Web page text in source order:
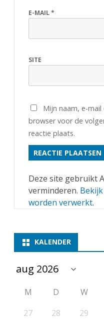
E-MAIL*
SITE
Mijn naam, e-
browser voor de
reactie plaats.
Deze site gebruikt
verminderen.
worden verwerkt.
KALENDER
M D W
27
28 29